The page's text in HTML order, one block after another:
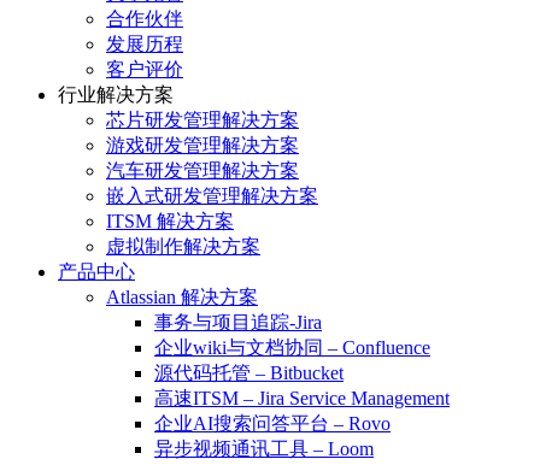
合作伙伴
发展历程
客户评价
行业解决方案
芯片研发管理解决方案
游戏研发管理解决方案
汽车研发管理解决方案
嵌入式研发管理解决方案
ITSM 解决方案
虚拟制作解决方案
产品中心
Atlassian 解决方案
事务与项目追踪-Jira
企业wiki与文档协同 – Confluence
源代码托管 – Bitbucket
高速ITSM – Jira Service Management
企业AI搜索问答平台 – Rovo
异步视频通讯工具 – Loom